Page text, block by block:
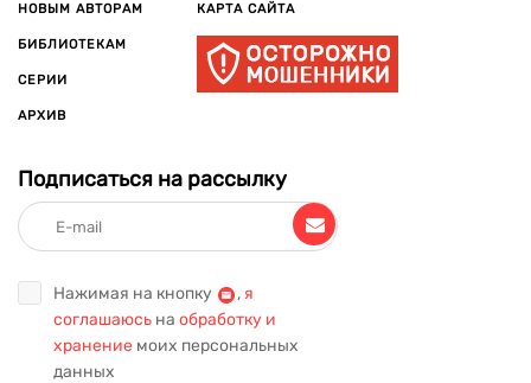
НОВЫМ АВТОРАМ
БИБЛИОТЕКАМ
СЕРИИ
АРХИВ
КАРТА САЙТА
Подписаться на рассылку
Нажимая на кнопку , я
соглашаюсь на обработку и
хранение моих персональных
данных